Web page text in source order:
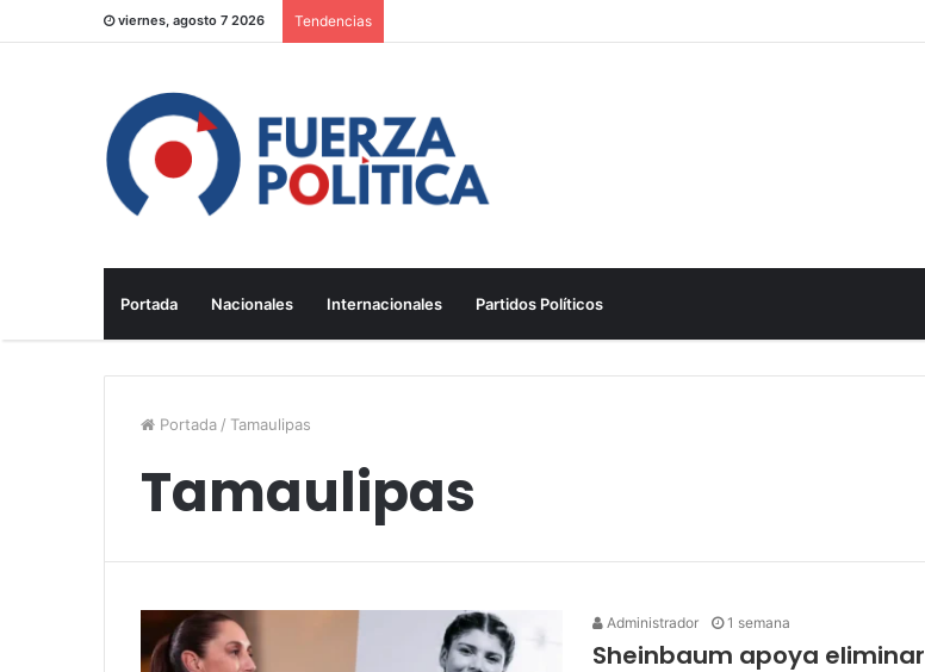
viernes, agosto 7 2026 Tendencias
Portada Nacionales Internacionales Partidos Políticos
Portada / Tamaulipas
Tamaulipas
Administrador 1 semana
Sheinbaum apoya eliminar